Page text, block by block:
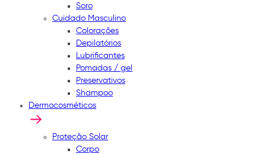
Soro
Cuidado Masculino
Colorações
Depilatórios
Lubrificantes
Pomadas / gel
Preservativos
Shampoo
Dermocosméticos
Proteção Solar
Corpo